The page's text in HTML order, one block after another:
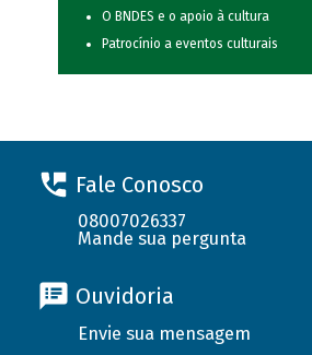
O BNDES e o apoio à cultura
Patrocínio a eventos culturais
Fale Conosco
08007026337
Mande sua pergunta
Ouvidoria
Envie sua mensagem